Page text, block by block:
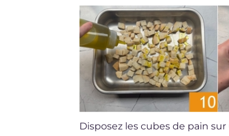
Disposez les cubes de pain